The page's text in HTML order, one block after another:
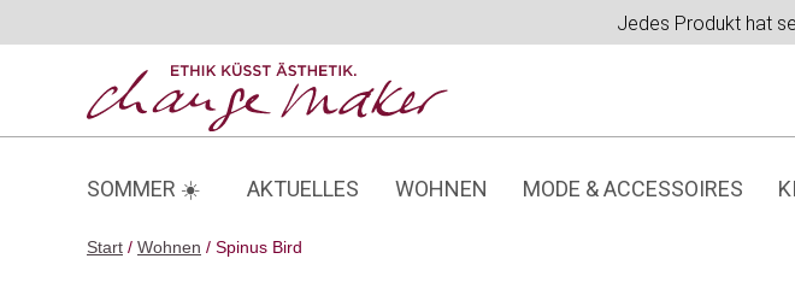
Jedes Produkt hat
SOMMER ☀️ AKTUELLES WOHNEN MODE & ACCESSOIRES
Start / Wohnen / Spinus Bird